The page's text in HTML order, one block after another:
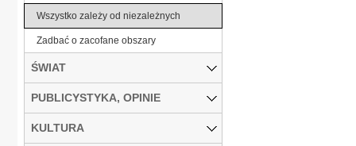
Wszystko zależy od niezależnych
Zadbać o zacofane obszary
ŚWIAT
PUBLICYSTYKA, OPINIE
KULTURA